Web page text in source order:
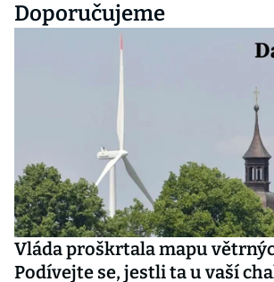
Doporučujeme
Vláda proškrtala mapu
Podívejte se, jestli ta u vaší